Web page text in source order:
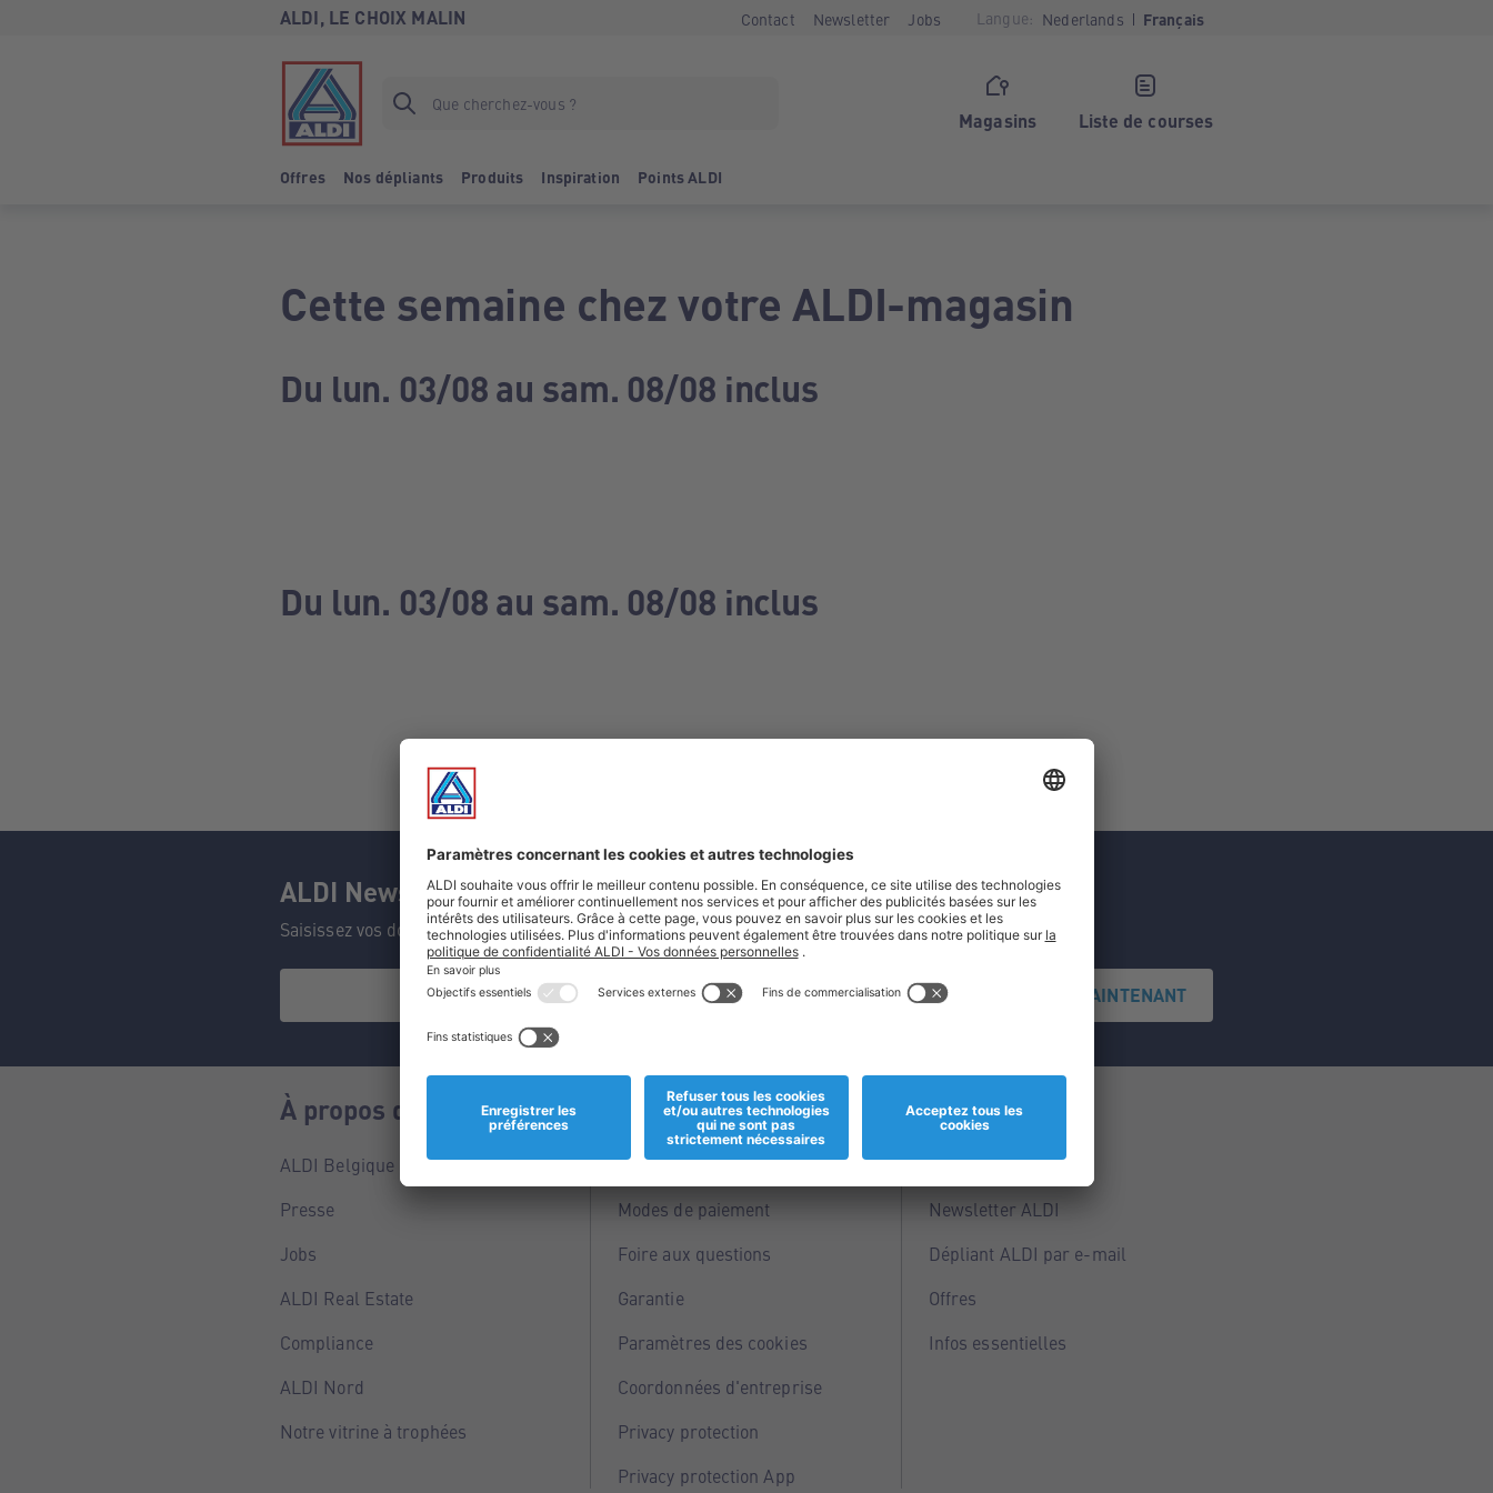
ALDI, LE CHOIX MALIN Contact Newsletter Jobs Langue: Nederlands Français
Magasins Liste de courses
Offres Nos dépliants Produits Inspiration Points ALDI
Cette semaine chez votre ALDI-magasin
Du lun. 03/08 au sam. 08/08 inclus
Du lun. 03/08 au sam. 08/08 inclus
ALDI Newsletter
Saisissez vos données et ne manquez aucune de nos offres.
S'INSCRIRE MAINTENANT
À propos de nous
ALDI Belgique
Presse
Jobs
ALDI Real Estate
Compliance
ALDI Nord
Notre vitrine à trophées
Informations
Magasins
Modes de paiement
Foire aux questions
Garantie
Paramètres des cookies
Coordonnées d'entreprise
Privacy protection
Privacy protection App
Service
Points ALDI
Newsletter ALDI
Dépliant ALDI par e-mail
Offres
Infos essentielles